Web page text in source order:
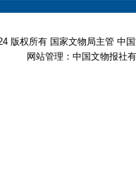
版权所有 国家文物局主管
网站管理：中国文物报社